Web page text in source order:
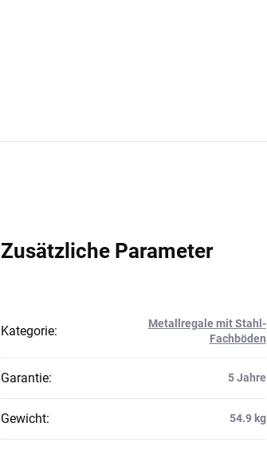
Zusätzliche Parameter
Kategorie:
Metallregale mit Stahl-
Fachböden
Garantie: 5 Jahre
Gewicht: 54.9 kg